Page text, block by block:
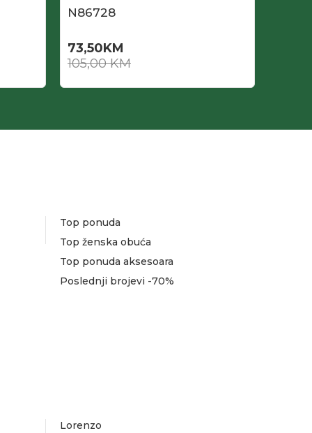
N86728
73,50KM
105,00KM
Top ponuda
Top ženska obuća
Top ponuda aksesoara
Poslednji brojevi -70%
Lorenzo